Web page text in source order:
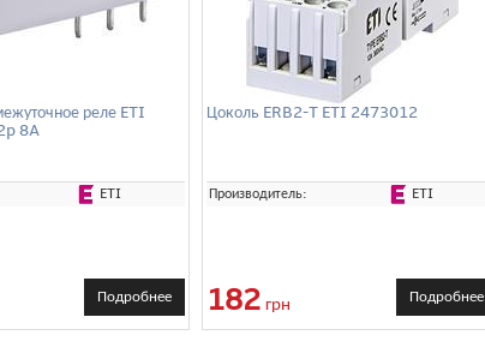
реле ETI
8A
ETI
Подробнее
Цоколь ERB2-T ETI 2473012
Производитель: ETI
182 грн Подробнее